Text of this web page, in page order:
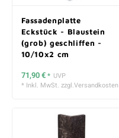
Fassadenplatte
Eckstück - Blaustein
(grob) geschliffen -
10/10x2 cm
71,90 €* UVP
* Inkl. MwSt. zzgl.Versandkosten